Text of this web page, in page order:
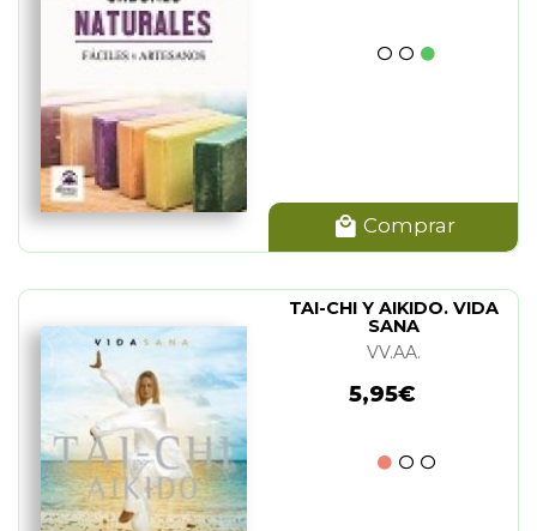
Comprar
TAI-CHI Y AIKIDO. VIDA
SANA
VV.AA.
5,95€